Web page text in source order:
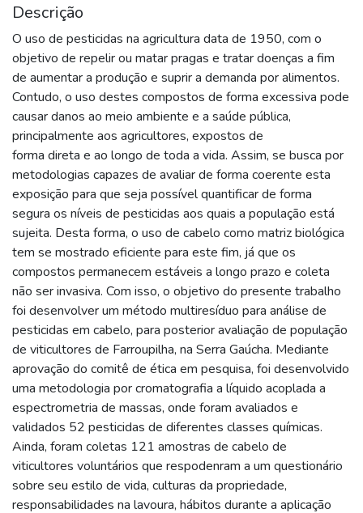
Descrição
O uso de pesticidas na agricultura data de 1950, com o
objetivo de repelir ou matar pragas e tratar doenças a fim
de aumentar a produção e suprir a demanda por alimentos.
Contudo, o uso destes compostos de forma excessiva pode
causar danos ao meio ambiente e a saúde pública,
principalmente aos agricultores, expostos de
forma direta e ao longo de toda a vida. Assim, se busca por
metodologias capazes de avaliar de forma coerente esta
exposição para que seja possível quantificar de forma
segura os níveis de pesticidas aos quais a população está
sujeita. Desta forma, o uso de cabelo como matriz biológica
tem se mostrado eficiente para este fim, já que os
compostos permanecem estáveis a longo prazo e coleta
não ser invasiva. Com isso, o objetivo do presente trabalho
foi desenvolver um método multiresíduo para análise de
pesticidas em cabelo, para posterior avaliação de população
de viticultores de Farroupilha, na Serra Gaúcha. Mediante
aprovação do comitê de ética em pesquisa, foi desenvolvido
uma metodologia por cromatografia a líquido acoplada a
espectrometria de massas, onde foram avaliados e
validados 52 pesticidas de diferentes classes químicas.
Ainda, foram coletas 121 amostras de cabelo de
viticultores voluntários que respodenram a um questionário
sobre seu estilo de vida, culturas da propriedade,
responsabilidades na lavoura, hábitos durante a aplicação